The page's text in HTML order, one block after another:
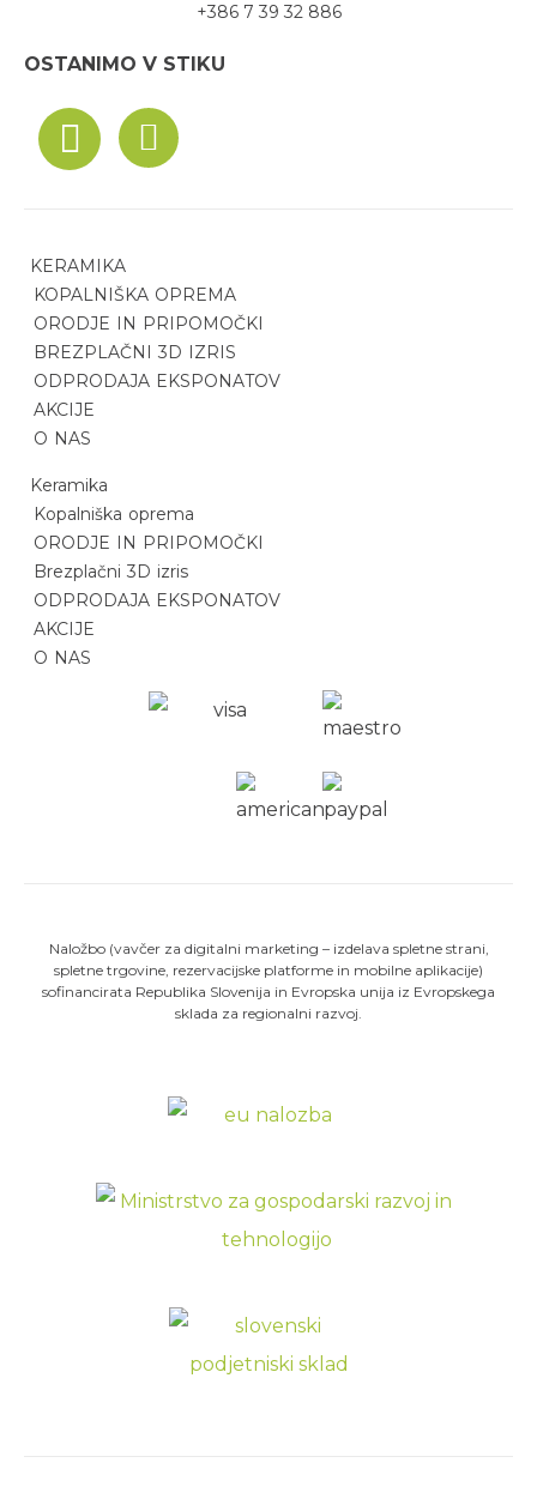
+386 7 39 32 886
OSTANIMO V STIKU
KERAMIKA
KOPALNIŠKA OPREMA
ORODJE IN PRIPOMOČKI
BREZPLAČNI 3D IZRIS
ODPRODAJA EKSPONATOV
AKCIJE
O NAS
Keramika
Kopalniška oprema
ORODJE IN PRIPOMOČKI
Brezplačni 3D izris
ODPRODAJA EKSPONATOV
AKCIJE
O NAS
Naložbo (vavčer za digitalni marketing – izdelava spletne strani,
spletne trgovine, rezervacijske platforme in mobilne aplikacije)
sofinancirata Republika Slovenija in Evropska unija iz Evropskega
sklada za regionalni razvoj.